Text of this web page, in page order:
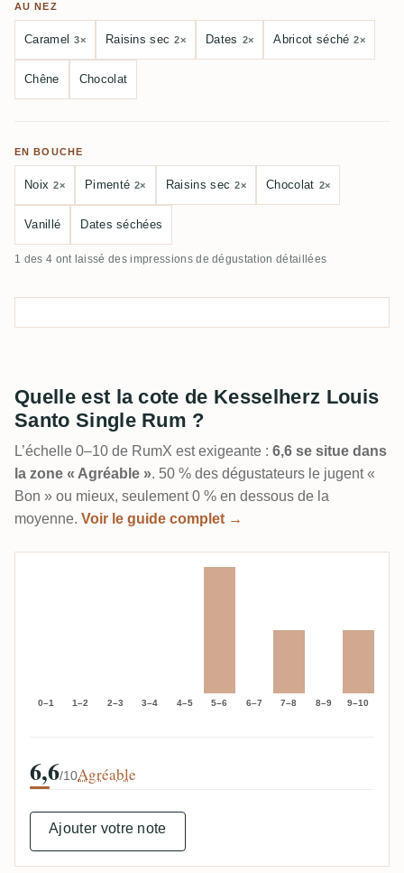
AU NEZ
Caramel 3× Raisins sec 2× Dates 2× Abricot séché 2×
Chêne Chocolat
EN BOUCHE
Noix 2× Pimenté 2× Raisins sec 2× Chocolat 2×
Vanillé Dates séchées
1 des 4 ont laissé des impressions de dégustation détaillées
Quelle est la cote de Kesselherz Louis
Santo Single Rum ?
L’échelle 0–10 de RumX est exigeante : 6,6 se situe dans
la zone « Agréable ». 50 % des dégustateurs le jugent «
Bon » ou mieux, seulement 0 % en dessous de la
moyenne. Voir le guide complet →
0–1 1–2 2–3 3–4 4–5 5–6 6–7 7–8 8–9 9–10
6,6/10Agréable
Ajouter votre note